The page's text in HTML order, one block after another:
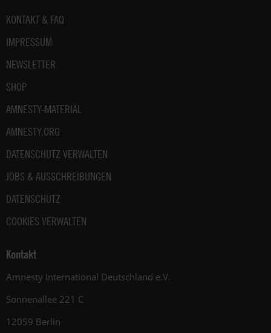
Fußbereich
KONTAKT & FAQ
IMPRESSUM
NEWSLETTER
SHOP
AMNESTY-MATERIAL
AMNESTY.ORG
DATENSCHUTZ VERWALTEN
JOBS & AUSSCHREIBUNGEN
DATENSCHUTZ
COOKIES VERWALTEN
Kontakt
Amnesty International Deutschland e.V.
Sonnenallee 221 C
12059 Berlin